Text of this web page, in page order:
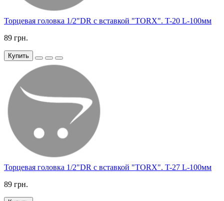
Торцевая головка 1/2"DR с вставкой "TORX". T-20 L-100мм
89 грн.
Купить
Торцевая головка 1/2"DR с вставкой "TORX". T-27 L-100мм
89 грн.